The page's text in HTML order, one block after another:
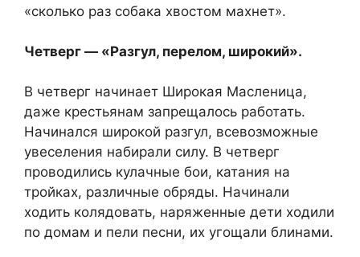
«сколько раз собака хвостом махнет».
Четверг — «Разгул, перелом, широкий».
В четверг начинает Широкая Масленица,
даже крестьянам запрещалось работать.
Начинался широкой разгул, всевозможные
увеселения набирали силу. В четверг
проводились кулачные бои, катания на
тройках, различные обряды. Начинали
ходить колядовать, наряженные дети ходили
по домам и пели песни, их угощали блинами.